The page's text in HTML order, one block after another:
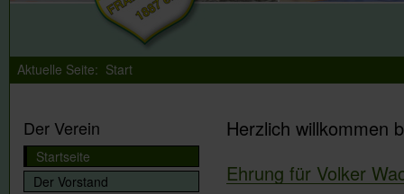
Aktuelle Seite: Start
Herzlich willkommen
Ehrung für Volker
Der Verein
Startseite
Der Vorstand